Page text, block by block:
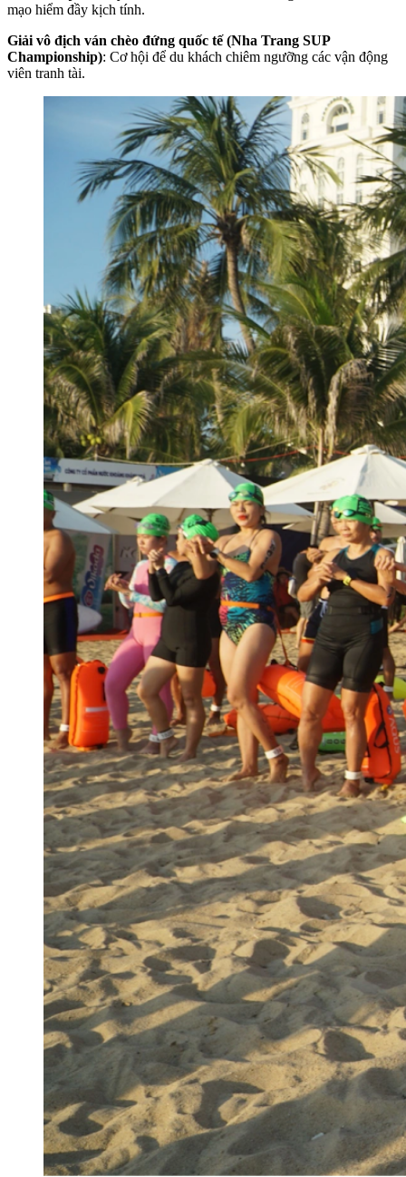
mạo hiểm đầy kịch tính.
Giải vô địch ván chèo đứng quốc tế (Nha Trang SUP
Championship): Cơ hội để du khách chiêm ngưỡng các vận động
viên tranh tài.